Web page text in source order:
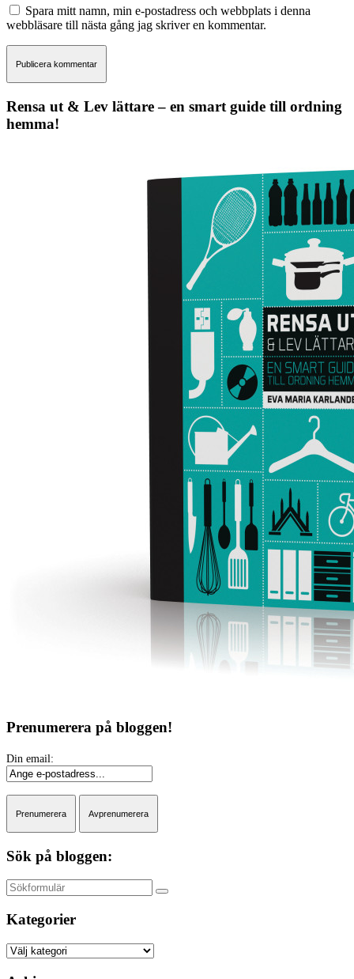
Spara mitt namn, min e-postadress och webbplats i denna
webbläsare till nästa gång jag skriver en kommentar.
Rensa ut & Lev lättare – en smart guide till ordning
hemma!
Prenumerera på bloggen!
Sök på bloggen:
Sök
Kategorier
Kategorier